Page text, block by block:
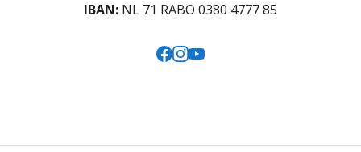
IBAN: NL 71 RABO 0380 4777 85